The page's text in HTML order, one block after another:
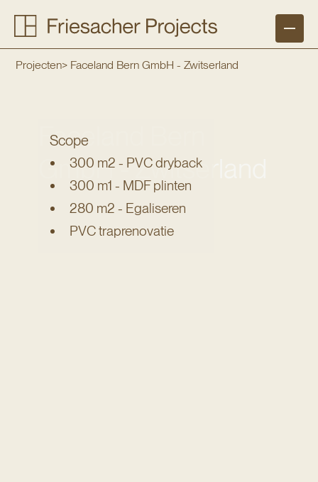
Vloeren
Traprenovaties
Projecten> Faceland Bern GmbH - Zwitserland
Faceland Bern
GmbH - Zwitserland
Scope
300 m2 - PVC dryback
300 m1 - MDF plinten
280 m2 - Egaliseren
PVC traprenovatie